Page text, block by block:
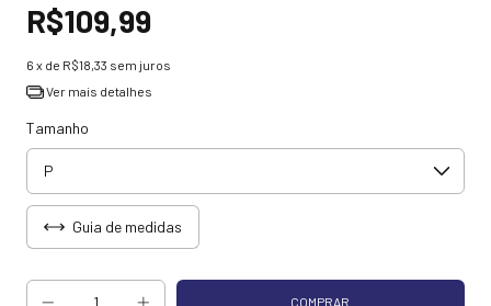
R$109,99
6 x de R$18,33 sem juros
Ver mais detalhes
Tamanho
Guia de medidas